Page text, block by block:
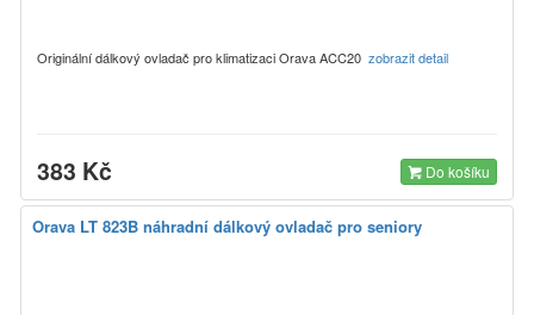
Originální dálkový ovladač pro klimatizaci Orava ACC20 zobrazit detail
383 Kč Do košíku
Orava LT 823B náhradní dálkový ovladač pro seniory